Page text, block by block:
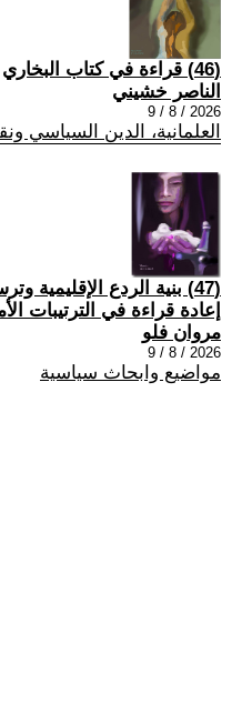
(46) قراءة في كتاب البخاري
الناصر خشيني
2026 / 8 / 9
العلمانية، الدين السياسي
(47) بنية الردع الإقليمية
إعادة قراءة في الترتيبات
مروان فلو
2026 / 8 / 9
مواضيع وابحاث سياسية